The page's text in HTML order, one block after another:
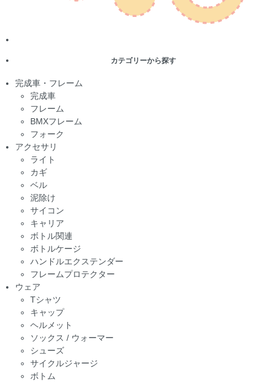
カテゴリーから探す
完成車・フレーム
完成車
フレーム
BMXフレーム
フォーク
アクセサリ
ライト
カギ
ベル
泥除け
サイコン
キャリア
ボトル関連
ボトルケージ
ハンドルエクステンダー
フレームプロテクター
ウェア
Tシャツ
キャップ
ヘルメット
ソックス / ウォーマー
シューズ
サイクルジャージ
ボトム